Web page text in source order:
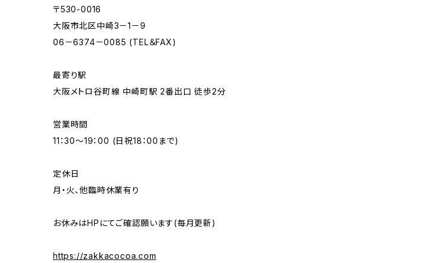
〒530-0016
大阪市北区中崎3－1－9
06－6374－0085 (TEL＆FAX)
最寄り駅
大阪メトロ谷町線 中崎町駅 2番出口 徒歩2分
営業時間
11：30～19：00 (日祝18：00まで)
定休日
月・火、他臨時休業有り
お休みはHPにてご確認願います(毎月更新)
https://zakkacocoa.com